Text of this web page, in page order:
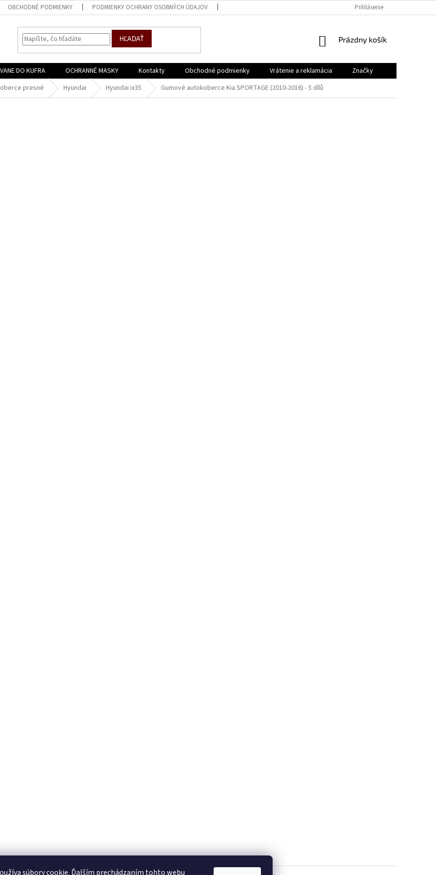
súbory cookie. Ďalším prechádzaním tohto webu
OBCHODNÉ PODMIENKY PODMIENKY OCHRANY OSOBNÝCH ÚDAJOV Prihlásenie
HĽADAŤ
NÁKUPNÝ
Prázdny košík
VANE DO KUFRA OCHRANNÉ MASKY Kontakty Obchodné podmienky Vrátenie a reklamácia
Značky
presné Hyundai Hyundai ix35 Gumové autokoberce Kia SPORTAGE (2010-2016) - 5 dílů